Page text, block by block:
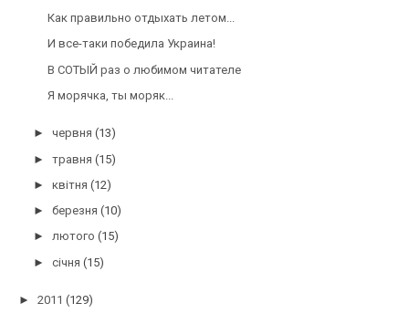
Как правильно отдыхать летом...
И все-таки победила Украина!
В СОТЫЙ раз о любимом читателе
Я морячка, ты моряк...
► червня (13)
► травня (15)
► квітня (12)
► березня (10)
► лютого (15)
► січня (15)
► 2011 (129)